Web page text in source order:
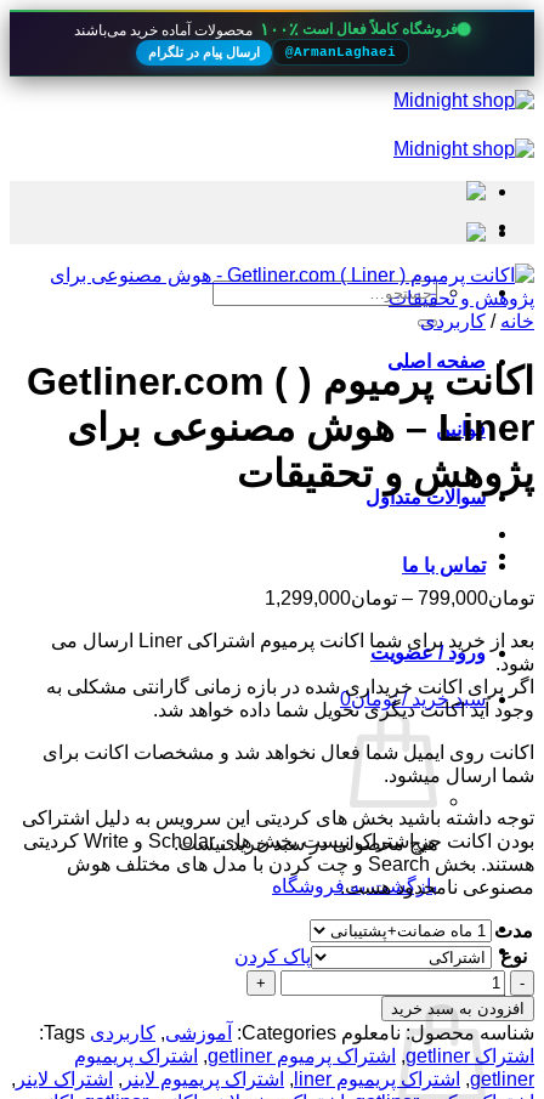
فروشگاه کاملاً فعال است ۱۰۰٪ محصولات آماده خرید می‌باشند
@ArmanLaghaei ارسال پیام در تلگرام
Skip
to
جستجو
برای:
صفحه اصلی
قوانین
سوالات متداول
تماس با ما
ورود / عضویت
سبد خرید /تومان0
هیچ محصولی در سبد خرید نیست.
بازگشت به فروشگاه
تسویه حساب +
سبد خرید
خانه / کاربردی
اکانت پرمیوم ( Getliner.com (
Liner – هوش مصنوعی برای
پژوهش و تحقیقات
تومان799,000
– تومان1,299,000
تومان799,000
تومان1,299,000
بعد از خرید برای شما اکانت پرمیوم اشتراکی Liner ارسال می
شود.
اگر برای اکانت خریداری شده در بازه زمانی گارانتی مشکلی به
وجود آید اکانت دیگری تحویل شما داده خواهد شد.
اکانت روی ایمیل شما فعال نخواهد شد و مشخصات اکانت برای
شما ارسال میشود.
توجه داشته باشید بخش های کردیتی این سرویس به دلیل اشتراکی
بودن اکانت جز اشتراک نیست بخش های Scholar و Write کردیتی
هستند. بخش Search و چت کردن با مدل های مختلف هوش
مصنوعی نامحدود هست.
مدت
نوع
پاک کردن
اکانت
پرمیوم
(
Getliner.com
(
Liner
افزودن به سبد خرید
شناسه محصول: نامعلوم Categories: آموزشی, کاربردی Tags:
اشتراک getliner
, اشتراک پرمیوم getliner , اشتراک پریمیوم
getliner
, اشتراک پریمیوم liner , اشتراک پریمیوم لاینر , اشتراک لاینر ,